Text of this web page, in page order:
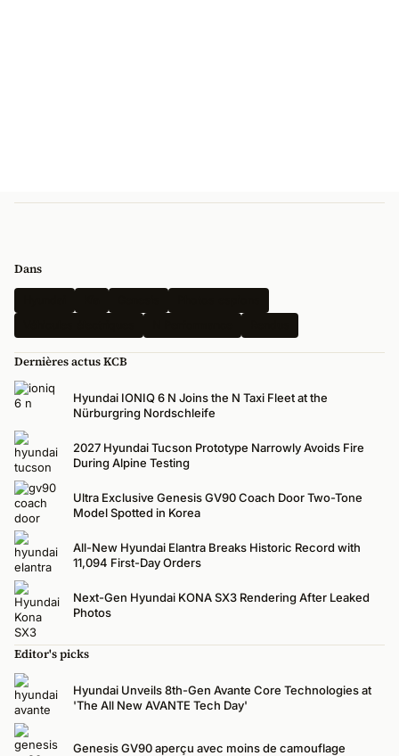
Dans
Dernières actus KCB
Hyundai IONIQ 6 N Joins the N Taxi Fleet at the
Nürburgring Nordschleife
2027 Hyundai Tucson Prototype Narrowly Avoids Fire
During Alpine Testing
Ultra Exclusive Genesis GV90 Coach Door Two-Tone
Model Spotted in Korea
All-New Hyundai Elantra Breaks Historic Record with
11,094 First-Day Orders
Next-Gen Hyundai KONA SX3 Rendering After Leaked
Photos
Editor's picks
Hyundai Unveils 8th-Gen Avante Core Technologies at
'The All New AVANTE Tech Day'
Genesis GV90 aperçu avec moins de camouflage